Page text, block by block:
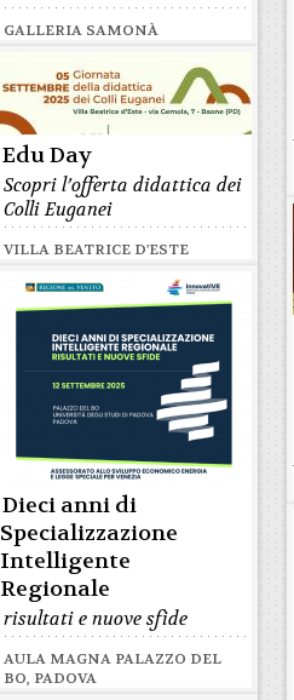
GALLERIA SAMONÀ
Edu Day
Scopri l’offerta didattica dei
Colli Euganei
VILLA BEATRICE D'ESTE
Dieci anni di
Specializzazione
Intelligente
Regionale
risultati e nuove sfide
AULA MAGNA PALAZZO DEL
BO, PADOVA